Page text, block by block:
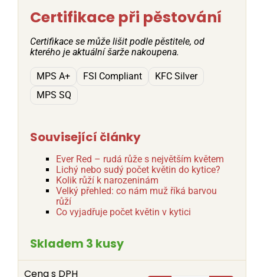
Certifikace při pěstování
Certifikace se může lišit podle pěstitele, od
kterého je aktuální šarže nakoupena.
MPS A+ FSI Compliant
KFC Silver
MPS SQ
Související články
Ever Red – rudá růže s největším květem
Lichý nebo sudý počet květin do kytice?
Kolik růží k narozeninám
Velký přehled: co nám muž říká barvou
růží
Co vyjadřuje počet květin v kytici
Skladem 3 kusy
Cena s DPH